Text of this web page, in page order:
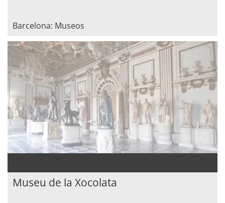
Barcelona: Museos
Museu de la Xocolata